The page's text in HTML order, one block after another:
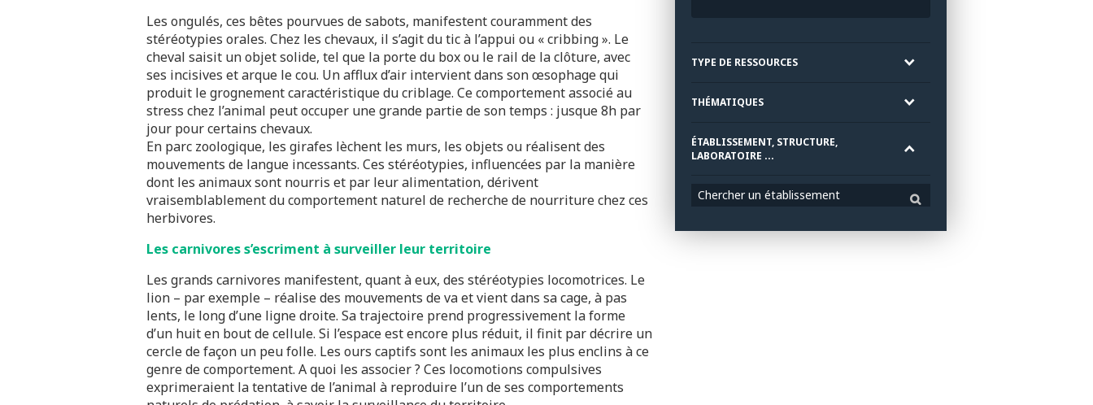
Les ongulés, ces bêtes pourvues de sabots, manifestent couramment des
stéréotypies orales. Chez les chevaux, il s’agit du tic à l’appui ou « cribbing ». Le
cheval saisit un objet solide, tel que la porte du box ou le rail de la clôture, avec
ses incisives et arque le cou. Un afflux d’air intervient dans son œsophage qui
produit le grognement caractéristique du criblage. Ce comportement associé au
stress chez l’animal peut occuper une grande partie de son temps : jusque 8h par
jour pour certains chevaux.
En parc zoologique, les girafes lèchent les murs, les objets ou réalisent des
mouvements de langue incessants. Ces stéréotypies, influencées par la manière
dont les animaux sont nourris et par leur alimentation, dérivent
vraisemblablement du comportement naturel de recherche de nourriture chez ces
herbivores.
Les carnivores s’escriment à surveiller leur territoire
Les grands carnivores manifestent, quant à eux, des stéréotypies locomotrices. Le
lion – par exemple – réalise des mouvements de va et vient dans sa cage, à pas
lents, le long d’une ligne droite. Sa trajectoire prend progressivement la forme
d’un huit en bout de cellule. Si l’espace est encore plus réduit, il finit par décrire un
cercle de façon un peu folle. Les ours captifs sont les animaux les plus enclins à ce
genre de comportement. A quoi les associer ? Ces locomotions compulsives
exprimeraient la tentative de l’animal à reproduire l’un de ses comportements
TYPE DE RESSOURCES
THÉMATIQUES
ÉTABLISSEMENT, STRUCTURE,
LABORATOIRE ...
Chercher un établissement